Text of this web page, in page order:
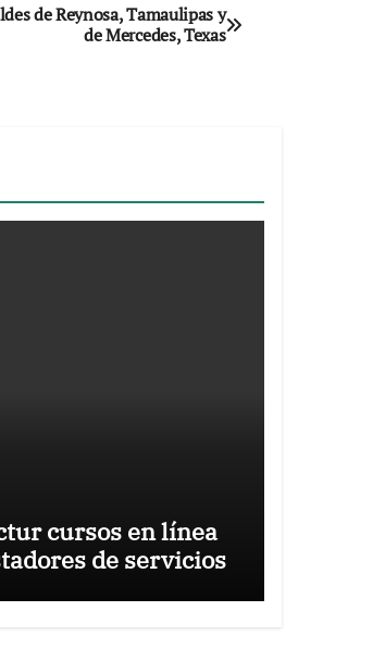
de Reynosa, Tamaulipas y
de Mercedes, Texas
cursos en línea
de servicios